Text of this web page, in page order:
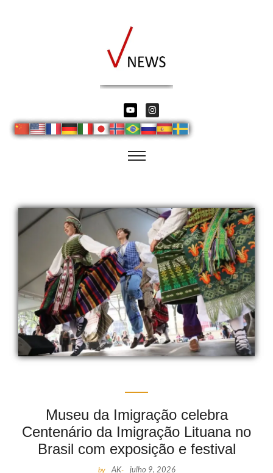
Museu da Imigração celebra
Centenário da Imigração Lituana no
Brasil com exposição e festival
by AK- julho 9, 2026